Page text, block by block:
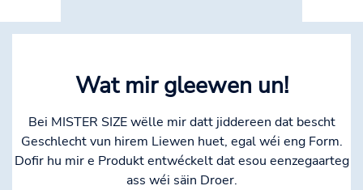
Wat mir gleewen un!
Bei MISTER SIZE wëlle mir datt jiddereen dat bescht
Geschlecht vun hirem Liewen huet, egal wéi eng Form.
Dofir hu mir e Produkt entwéckelt dat esou eenzegaarteg
ass wéi säin Droer.